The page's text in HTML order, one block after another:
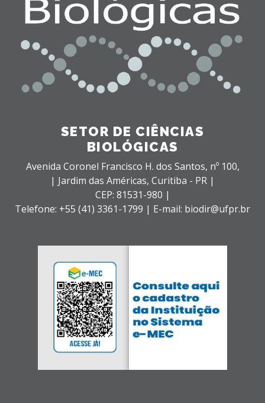
SETOR DE CIÊNCIAS
BIOLÓGICAS
Avenida Coronel Francisco H. dos Santos, nº 100,
| Jardim das Américas, Curitiba - PR |
CEP: 81531-980 |
Telefone: +55 (41) 3361-1799 | E-mail: biodir@ufpr.br